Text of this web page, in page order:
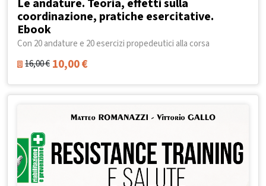
Le andature. Teoria, effetti sulla
coordinazione, pratiche esercitative.
Ebook
Con 20 andature e 20 esercizi propedeutici alla corsa
16,00€ 10,00€